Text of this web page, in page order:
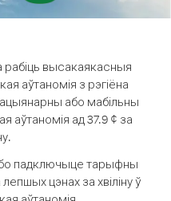
высакаякасныя
аўтаномія з рэгіёна
або мабільны
аўтаномія ад 37.9 ¢ за
падключыце тарыфны
цэнах за хвіліну ў